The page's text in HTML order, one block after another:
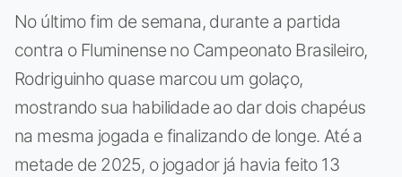
No último fim de semana, durante a partida
contra o Fluminense no Campeonato Brasileiro,
Rodriguinho quase marcou um golaço,
mostrando sua habilidade ao dar dois chapéus
na mesma jogada e finalizando de longe. Até a
metade de 2025, o jogador já havia feito 13